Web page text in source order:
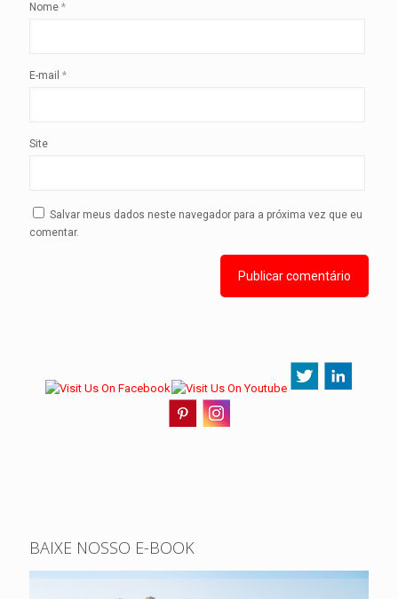
Nome *
E-mail *
Site
Salvar meus dados neste navegador para a próxima vez que eu
comentar.
BAIXE NOSSO E-BOOK